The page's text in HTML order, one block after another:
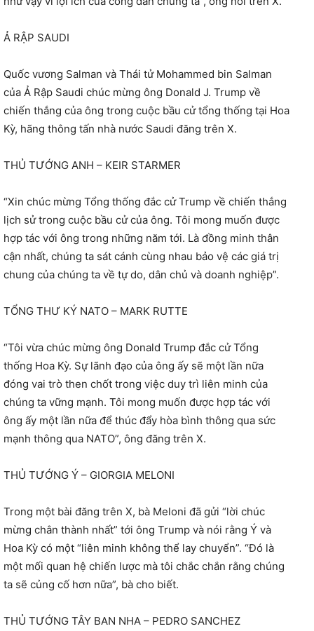
Ả RẬP SAUDI
Quốc vương Salman và Thái tử Mohammed bin Salman
của Ả Rập Saudi chúc mừng ông Donald J. Trump về
chiến thắng của ông trong cuộc bầu cử tổng thống tại Hoa
Kỳ, hãng thông tấn nhà nước Saudi đăng trên X.
THỦ TƯỚNG ANH – KEIR STARMER
“Xin chúc mừng Tổng thống đắc cử Trump về chiến thắng
lịch sử trong cuộc bầu cử của ông. Tôi mong muốn được
hợp tác với ông trong những năm tới. Là đồng minh thân
cận nhất, chúng ta sát cánh cùng nhau bảo vệ các giá trị
chung của chúng ta về tự do, dân chủ và doanh nghiệp”.
TỔNG THƯ KÝ NATO – MARK RUTTE
“Tôi vừa chúc mừng ông Donald Trump đắc cử Tổng
thống Hoa Kỳ. Sự lãnh đạo của ông ấy sẽ một lần nữa
đóng vai trò then chốt trong việc duy trì liên minh của
chúng ta vững mạnh. Tôi mong muốn được hợp tác với
ông ấy một lần nữa để thúc đẩy hòa bình thông qua sức
mạnh thông qua NATO”, ông đăng trên X.
THỦ TƯỚNG Ý – GIORGIA MELONI
Trong một bài đăng trên X, bà Meloni đã gửi “lời chúc
mừng chân thành nhất” tới ông Trump và nói rằng Ý và
Hoa Kỳ có một “liên minh không thể lay chuyển”. “Đó là
một mối quan hệ chiến lược mà tôi chắc chắn rằng chúng
ta sẽ củng cố hơn nữa”, bà cho biết.
THỦ TƯỚNG TÂY BAN NHA – PEDRO SANCHEZ